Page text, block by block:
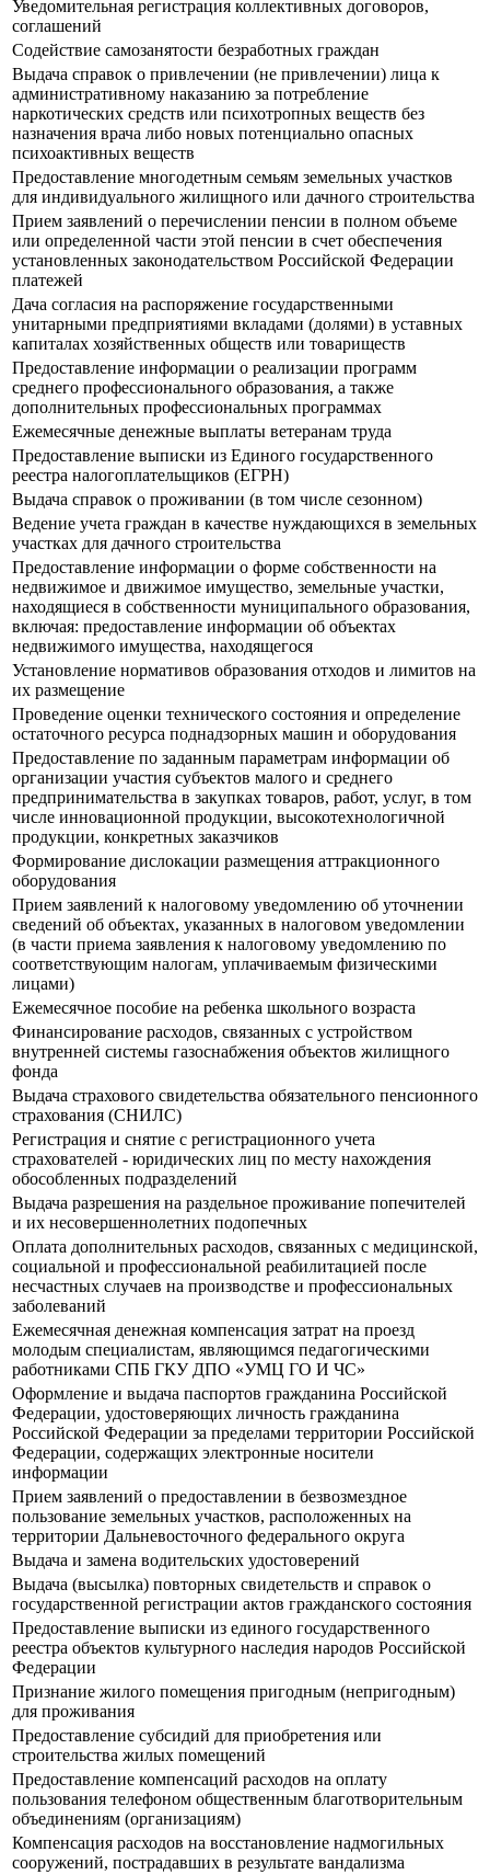
Уведомительная регистрация коллективных договоров,
соглашений
Содействие самозанятости безработных граждан
Выдача справок о привлечении (не привлечении) лица к
административному наказанию за потребление
наркотических средств или психотропных веществ без
назначения врача либо новых потенциально опасных
психоактивных веществ
Предоставление многодетным семьям земельных участков
для индивидуального жилищного или дачного строительства
Прием заявлений о перечислении пенсии в полном объеме
или определенной части этой пенсии в счет обеспечения
установленных законодательством Российской Федерации
платежей
Дача согласия на распоряжение государственными
унитарными предприятиями вкладами (долями) в уставных
капиталах хозяйственных обществ или товариществ
Предоставление информации о реализации программ
среднего профессионального образования, а также
дополнительных профессиональных программах
Ежемесячные денежные выплаты ветеранам труда
Предоставление выписки из Единого государственного
реестра налогоплательщиков (ЕГРН)
Выдача справок о проживании (в том числе сезонном)
Ведение учета граждан в качестве нуждающихся в земельных
участках для дачного строительства
Предоставление информации о форме собственности на
недвижимое и движимое имущество, земельные участки,
находящиеся в собственности муниципального образования,
включая: предоставление информации об объектах
недвижимого имущества, находящегося
Установление нормативов образования отходов и лимитов на
их размещение
Проведение оценки технического состояния и определение
остаточного ресурса поднадзорных машин и оборудования
Предоставление по заданным параметрам информации об
организации участия субъектов малого и среднего
предпринимательства в закупках товаров, работ, услуг, в том
числе инновационной продукции, высокотехнологичной
продукции, конкретных заказчиков
Формирование дислокации размещения аттракционного
оборудования
Прием заявлений к налоговому уведомлению об уточнении
сведений об объектах, указанных в налоговом уведомлении
(в части приема заявления к налоговому уведомлению по
соответствующим налогам, уплачиваемым физическими
лицами)
Ежемесячное пособие на ребенка школьного возраста
Финансирование расходов, связанных с устройством
внутренней системы газоснабжения объектов жилищного
фонда
Выдача страхового свидетельства обязательного пенсионного
страхования (СНИЛС)
Регистрация и снятие с регистрационного учета
страхователей - юридических лиц по месту нахождения
обособленных подразделений
Выдача разрешения на раздельное проживание попечителей
и их несовершеннолетних подопечных
Оплата дополнительных расходов, связанных с медицинской,
социальной и профессиональной реабилитацией после
несчастных случаев на производстве и профессиональных
заболеваний
Ежемесячная денежная компенсация затрат на проезд
молодым специалистам, являющимся педагогическими
работниками СПБ ГКУ ДПО «УМЦ ГО И ЧС»
Оформление и выдача паспортов гражданина Российской
Федерации, удостоверяющих личность гражданина
Российской Федерации за пределами территории Российской
Федерации, содержащих электронные носители
информации
Прием заявлений о предоставлении в безвозмездное
пользование земельных участков, расположенных на
территории Дальневосточного федерального округа
Выдача и замена водительских удостоверений
Выдача (высылка) повторных свидетельств и справок о
государственной регистрации актов гражданского состояния
Предоставление выписки из единого государственного
реестра объектов культурного наследия народов Российской
Федерации
Признание жилого помещения пригодным (непригодным)
для проживания
Предоставление субсидий для приобретения или
строительства жилых помещений
Предоставление компенсаций расходов на оплату
пользования телефоном общественным благотворительным
объединениям (организациям)
Компенсация расходов на восстановление надмогильных
сооружений, пострадавших в результате вандализма